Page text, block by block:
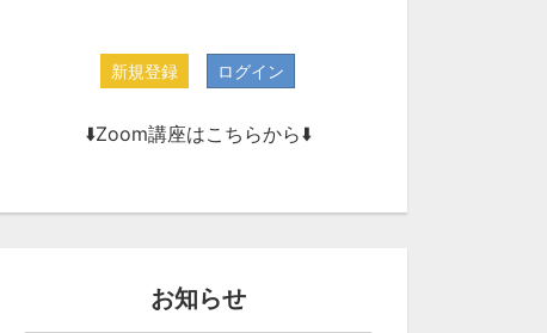
新規登録 ログイン
⬇️Zoom講座はこちらから⬇️
お知らせ